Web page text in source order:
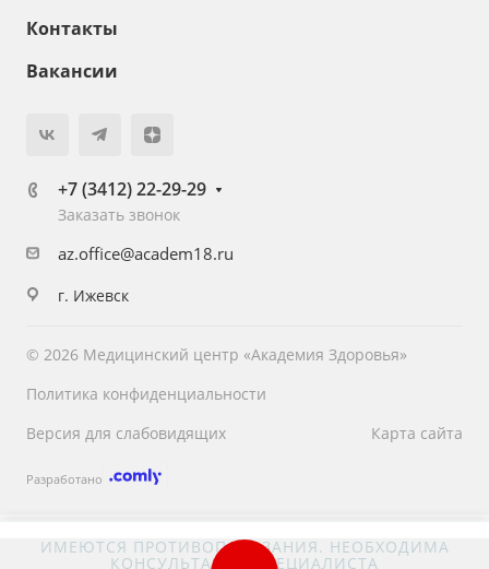
Контакты
Вакансии
+7 (3412) 22-29-29
Заказать звонок
az.office@academ18.ru
г. Ижевск
© 2026 Медицинский центр «Академия Здоровья»
Политика конфиденциальности
Версия для слабовидящих
Карта сайта
Разработано
ИМЕЮТСЯ ПРОТИВОПОКАЗАНИЯ. НЕОБХОДИМА
КОНСУЛЬТАЦИЯ СПЕЦИАЛИСТА